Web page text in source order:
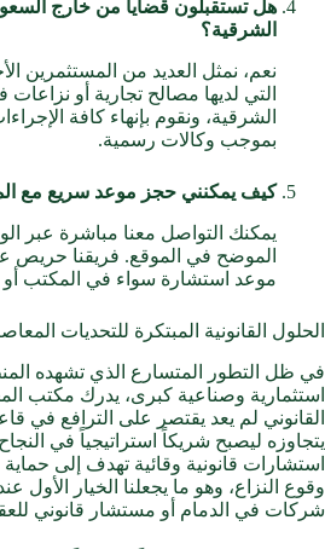
هل تستقبلون قضايا من خارج
الشرقية؟
نعم، نمثل العديد من المستثمرين
التي لديها مصالح تجارية أو
الشرقية، ونقوم بإنهاء كافة
بموجب وكالات رسمية.
كيف يمكنني حجز موعد سريع مع
يمكنك التواصل معنا مباشرة عبر
الموضح في الموقع. فريقنا حريص
موعد استشارة سواء في المكتب أو
الحلول القانونية المبتكرة للتحديات
في ظل التطور المتسارع الذي تشهده
استثمارية وصناعية كبرى، يدرك مكتب
القانوني لم يعد يقتصر على الترافع في
يتجاوزه ليصبح شريكاً استراتيجياً في النجاح.
استشارات قانونية وقائية تهدف إلى
وقوع النزاع، وهو ما يجعلنا الخيار
شركات في الدمام أو مستشار قانوني